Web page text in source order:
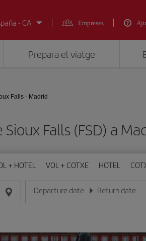
- CA
Empreses
Prepara el viatge
Falls - Madrid
Falls (FSD) a
+ HOTEL VOL + COTXE HOTEL
Departure date
Introduce la fecha en format dia/mes/any
Return date
Introduce la fecha